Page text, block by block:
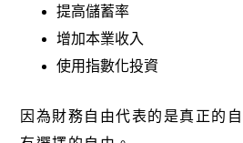
提高儲蓄率
增加本業收入
使用指數化投資
因為財務自由代表的是真正的